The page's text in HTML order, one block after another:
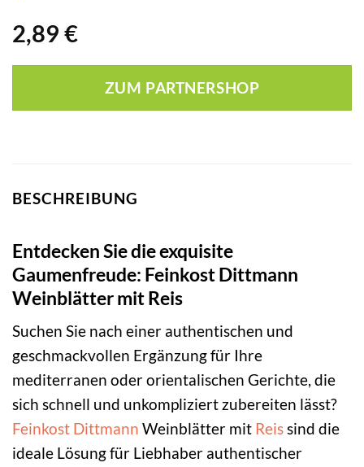
2,89 €
ZUM PARTNERSHOP
BESCHREIBUNG
Entdecken Sie die exquisite
Gaumenfreude: Feinkost Dittmann
Weinblätter mit Reis
Suchen Sie nach einer authentischen und
geschmackvollen Ergänzung für Ihre
mediterranen oder orientalischen Gerichte, die
sich schnell und unkompliziert zubereiten lässt?
Feinkost Dittmann Weinblätter mit Reissind die
ideale Lösung für Liebhaber authentischer